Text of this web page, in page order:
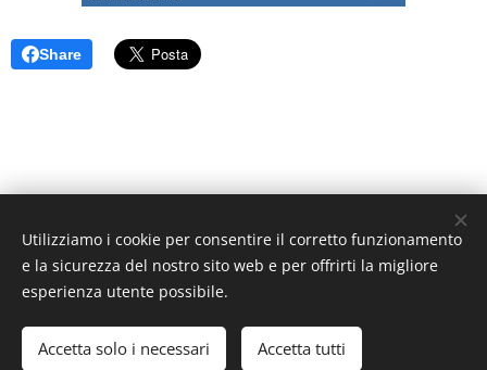
Share
Unione Superiori Generali - Via dei Penitenzieri 19 -00193 ROMA
Cookies
Lingue
Italiano
English Français Español
Utilizziamo i cookie per consentire il corretto funzionamento
e la sicurezza del nostro sito web e per offrirti la migliore
esperienza utente possibile.
Accetta solo i necessari Accetta tutti